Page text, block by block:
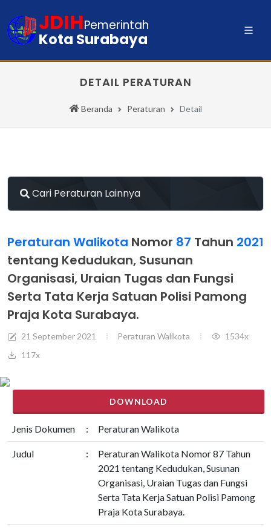
JDIHPemerintah
Kota Surabaya
DETAIL PERATURAN
Beranda Peraturan Detail
Cari Peraturan Lainnya
Peraturan Walikota Nomor 87 Tahun 2021
tentang Kedudukan, Susunan
Organisasi, Uraian Tugas dan Fungsi
Serta Tata Kerja Satuan Polisi Pamong
Praja Kota Surabaya.
21 September 2021 Peraturan Walikota
1534x
117x
DOWNLOAD
Jenis Dokumen : Peraturan Walikota
Judul :
Peraturan Walikota Nomor 87 Tahun
2021 tentang Kedudukan, Susunan
Organisasi, Uraian Tugas dan Fungsi
Serta Tata Kerja Satuan Polisi Pamong
Praja Kota Surabaya.